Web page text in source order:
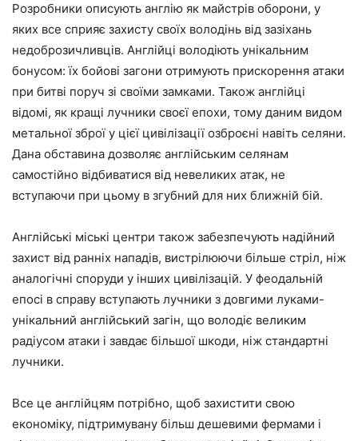
Розробники описують англію як майстрів оборони, у
яких все сприяє захисту своїх володінь від зазіхань
недоброзичливців. Англійці володіють унікальним
бонусом: їх бойові загони отримують прискорення атаки
при битві поруч зі своїми замками. Також англійці
відомі, як кращі лучники своєї епохи, тому даним видом
метальної зброї у цієї цивілізації озброєні навіть селяни.
Дана обставина дозволяє англійським селянам
самостійно відбиватися від невеликих атак, не
вступаючи при цьому в згубний для них ближній бій.
Англійські міські центри також забезпечують надійний
захист від ранніх нападів, вистрілюючи більше стріл, ніж
аналогічні споруди у інших цивілізацій. У феодальній
епосі в справу вступають лучники з довгими луками-
унікальний англійський загін, що володіє великим
радіусом атаки і завдає більшої шкоди, ніж стандартні
лучники.
Все це англійцям потрібно, щоб захистити свою
економіку, підтримувану більш дешевими фермами і